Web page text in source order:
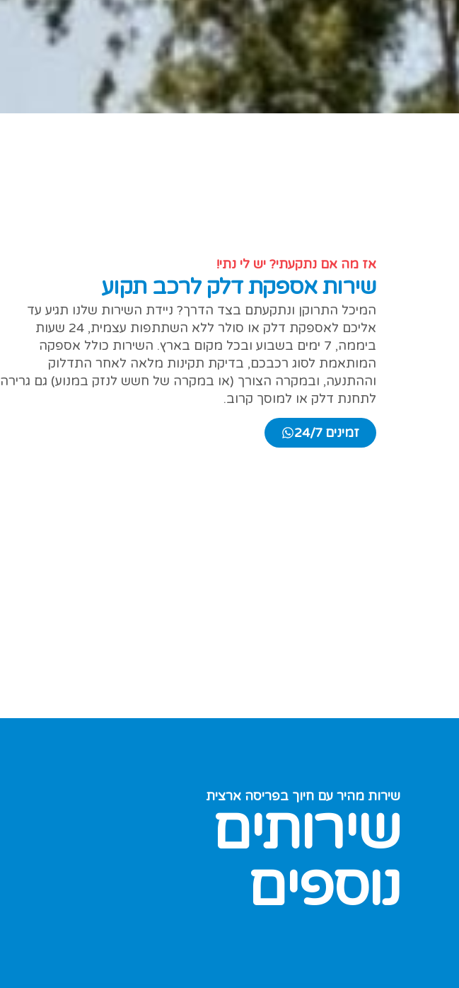
אז מה אם נתקעתי? יש לי נתי!
שירות אספקת דלק לרכב תקוע
המיכל התרוקן ונתקעתם בצד הדרך? ניידת השירות שלנו תגיע עד
אליכם לאספקת דלק או סולר ללא השתתפות עצמית, 24 שעות
ביממה, 7 ימים בשבוע ובכל מקום בארץ. השירות כולל אספקה
המותאמת לסוג רכבכם, בדיקת תקינות מלאה לאחר התדלוק
וההתנעה, ובמקרה הצורך (או במקרה של חשש לנזק במנוע) גם גרירה
לתחנת דלק או למוסך קרוב.
זמינים 24/7
שירות מהיר עם חיוך בפריסה ארצית
שירותים
נוספים